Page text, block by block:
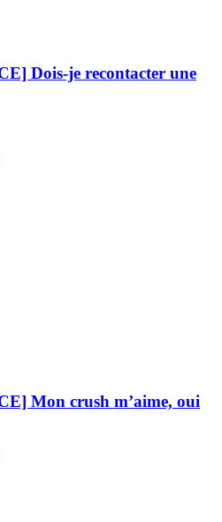
Dois-je recontacter une
Mon crush m’aime, oui